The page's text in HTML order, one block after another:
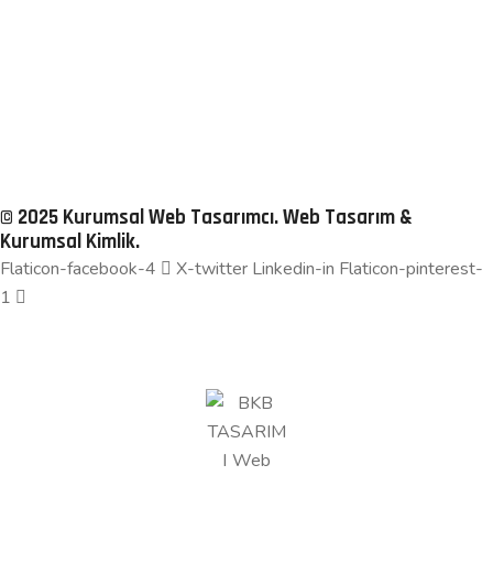
© 2025 Kurumsal Web Tasarımcı. Web Tasarım &
Kurumsal Kimlik.
Flaticon-facebook-4 X-twitter Linkedin-in Flaticon-pinterest-
1